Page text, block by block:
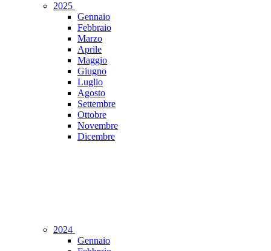
2025
Gennaio
Febbraio
Marzo
Aprile
Maggio
Giugno
Luglio
Agosto
Settembre
Ottobre
Novembre
Dicembre
2024
Gennaio